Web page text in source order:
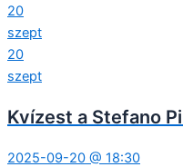
20
szept
20
szept
Kvízest a Stefano
2025-09-20 @ 18:30